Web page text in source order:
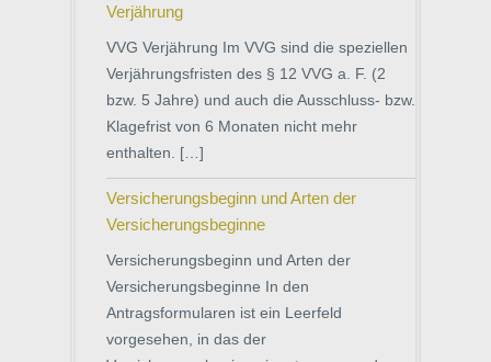
Verjährung
VVG Verjährung Im VVG sind die speziellen
Verjährungsfristen des § 12 VVG a. F. (2
bzw. 5 Jahre) und auch die Ausschluss- bzw.
Klagefrist von 6 Monaten nicht mehr
enthalten. […]
Versicherungsbeginn und Arten der
Versicherungsbeginne
Versicherungsbeginn und Arten der
Versicherungsbeginne In den
Antragsformularen ist ein Leerfeld
vorgesehen, in das der